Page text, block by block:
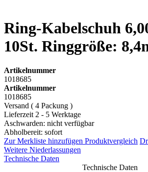
Ring-Kabelschuh
10St. Ringgröße:
Artikelnummer
1018685
Artikelnummer
1018685
Versand ( 4 Packung )
Lieferzeit 2 - 5 Werktage
Aschwarden: nicht verfügbar
Abholbereit: sofort
Zur Merkliste hinzufügen Produktvergleich
Weitere Niederlassungen
Technische Daten
Technische Daten